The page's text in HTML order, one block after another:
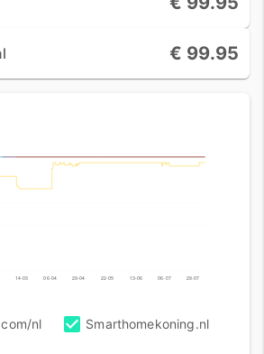
€ 99.95
14-03 06-04 29-04 22-05 13-06 06-07 29-07
nl Smarthomekoning.nl